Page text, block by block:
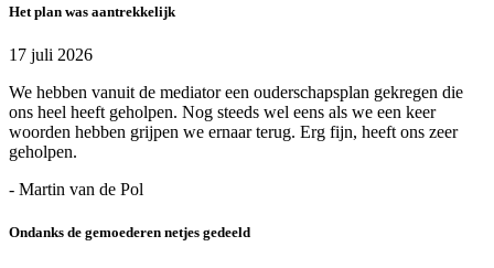
Het plan was aantrekkelijk
17 juli 2026
We hebben vanuit de mediator een ouderschapsplan gekregen die
ons heel heeft geholpen. Nog steeds wel eens als we een keer
woorden hebben grijpen we ernaar terug. Erg fijn, heeft ons zeer
geholpen.
- Martin van de Pol
Ondanks de gemoederen netjes gedeeld